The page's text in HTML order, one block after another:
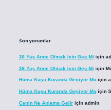
Son yorumlar
36 Yaş Anne Olmak Için Geç Mi için
36 Yaş Anne Olmak Için Geç Mi için
Hüma Kuşu Kuranda Geçiyor Muiçin
Hüma Kuşu Kuranda Geçiyor Muiçin
Cenin Ne Anlama Geliriçin admin